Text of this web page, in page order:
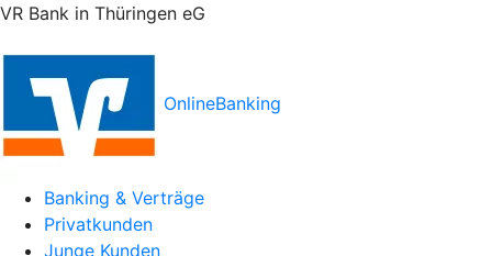
VR Bank in Thüringen eG
OnlineBanking
Banking & Verträge
Privatkunden
Junge Kunden